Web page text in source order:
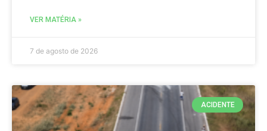
VER MATÉRIA »
7 de agosto de 2026
ACIDENTE